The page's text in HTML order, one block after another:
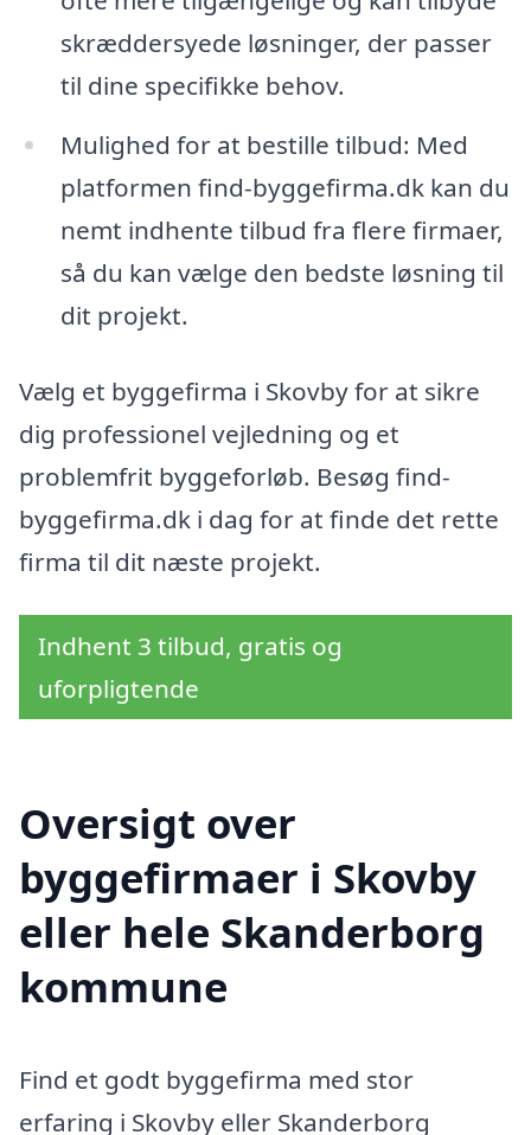
skræddersyede løsninger, der passer
til dine specifikke behov.
Mulighed for at bestille tilbud: Med
platformen find-byggefirma.dk kan du
nemt indhente tilbud fra flere firmaer,
så du kan vælge den bedste løsning til
dit projekt.
Vælg et byggefirma i Skovby for at sikre
dig professionel vejledning og et
problemfrit byggeforløb. Besøg find-
byggefirma.dk i dag for at finde det rette
firma til dit næste projekt.
Indhent 3 tilbud, gratis og
uforpligtende
Oversigt over
byggefirmaer i Skovby
eller hele Skanderborg
kommune
Find et godt byggefirma med stor
erfaring i Skovby eller Skanderborg